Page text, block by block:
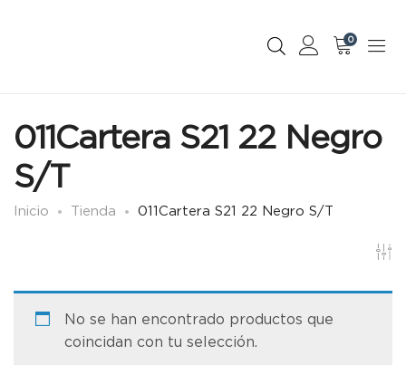
0
011Cartera S21 22 Negro
S/T
Inicio Tienda 011Cartera S21 22 Negro S/T
No se han encontrado productos que
coincidan con tu selección.